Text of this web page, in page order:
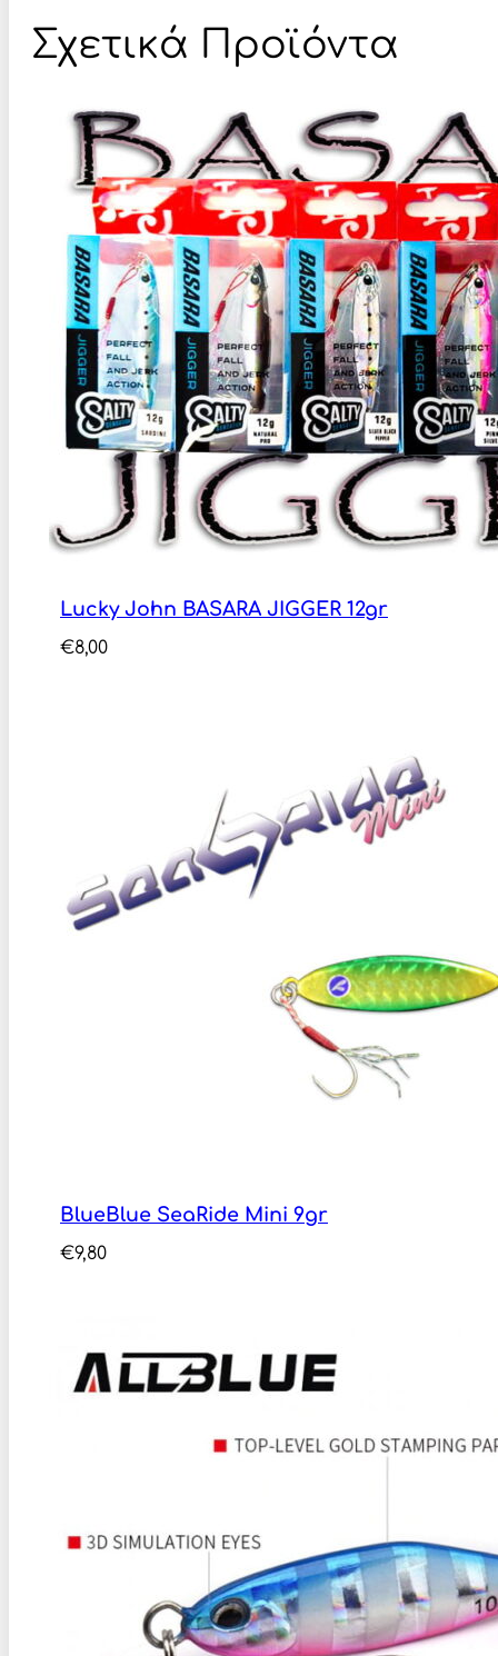
Σχετικά Προϊόντα
Lucky John BASARA JIGGER 12gr
€8,00
BlueBlue SeaRide Mini 9gr
€9,80